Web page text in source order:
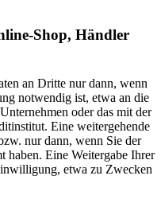
Shop, Händler
an Dritte nur dann, wenn
notwendig ist, etwa an die
oder das mit der
Eine weitergehende
nur dann, wenn Sie der
haben. Eine Weitergabe Ihrer
etwa zu Zwecken